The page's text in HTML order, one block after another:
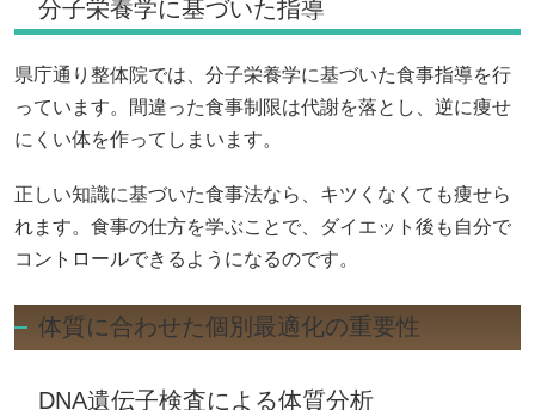
分子栄養学に基づいた指導
県庁通り整体院では、分子栄養学に基づいた食事指導を行
っています。間違った食事制限は代謝を落とし、逆に痩せ
にくい体を作ってしまいます。
正しい知識に基づいた食事法なら、キツくなくても痩せら
れます。食事の仕方を学ぶことで、ダイエット後も自分で
コントロールできるようになるのです。
体質に合わせた個別最適化の重要性
DNA遺伝子検査による体質分析